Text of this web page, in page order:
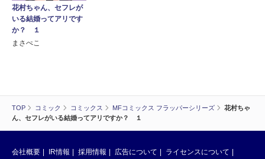
TOP コミック コミックス MFコミックス フラッパーシリーズ
花村ちゃ
ん、セフレがいる結婚ってアリですか？ １
花村ちゃん、セフレが
いる結婚ってアリです
か？ １
まさぺこ
会社概要 IR情報 採用情報 広告について ライセンスについて